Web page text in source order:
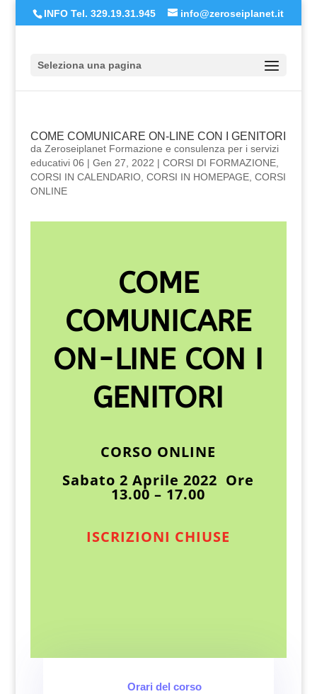
INFO Tel. 329.19.31.945 info@zeroseiplanet.it
Seleziona una pagina
COME COMUNICARE ON-LINE CON I GENITORI
da Zeroseiplanet Formazione e consulenza per i servizi
educativi 06 | Gen 27, 2022 | CORSI DI FORMAZIONE,
CORSI IN CALENDARIO, CORSI IN HOMEPAGE, CORSI
ONLINE
COME
COMUNICARE
ON-LINE CON I
GENITORI
CORSO ONLINE
Sabato 2 Aprile 2022 Ore
13.00 – 17.00
ISCRIZIONI CHIUSE
Orari del corso